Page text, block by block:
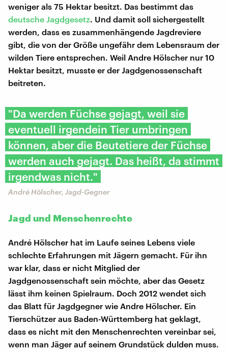
weniger als 75 Hektar besitzt. Das bestimmt das
deutsche Jagdgesetz. Und damit soll sichergestellt
werden, dass es zusammenhängende Jagdreviere
gibt, die von der Größe ungefähr dem Lebensraum der
wilden Tiere entsprechen. Weil Andre Hölscher nur 10
Hektar besitzt, musste er der Jagdgenossenschaft
beitreten.
"Da werden Füchse gejagt, weil sie
eventuell irgendein Tier umbringen
können, aber die Beutetiere der Füchse
werden auch gejagt. Das heißt, da stimmt
irgendwas nicht."
André Hölscher, Jagd-Gegner
Jagd und Menschenrechte
André Hölscher hat im Laufe seines Lebens viele
schlechte Erfahrungen mit Jägern gemacht. Für ihn
war klar, dass er nicht Mitglied der
Jagdgenossenschaft sein möchte, aber das Gesetz
lässt ihm keinen Spielraum. Doch 2012 wendet sich
das Blatt für Jagdgegner wie Andre Hölscher. Ein
Tierschützer aus Baden-Württemberg hat geklagt,
dass es nicht mit den Menschenrechten vereinbar sei,
wenn man Jäger auf seinem Grundstück dulden muss.